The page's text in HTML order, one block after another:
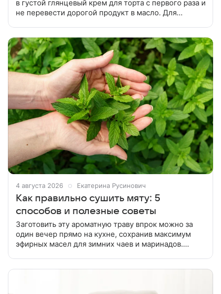
в густой глянцевый крем для торта с первого раза и
не перевести дорогой продукт в масло. Для
4 августа 2026 Екатерина Русинович
Как правильно сушить мяту: 5
способов и полезные советы
Заготовить эту ароматную траву впрок можно за
один вечер прямо на кухне, сохранив максимум
эфирных масел для зимних чаев и маринадов.